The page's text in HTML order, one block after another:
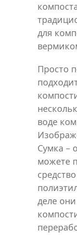
для
Просто
воде
Сумка –
можете
деле